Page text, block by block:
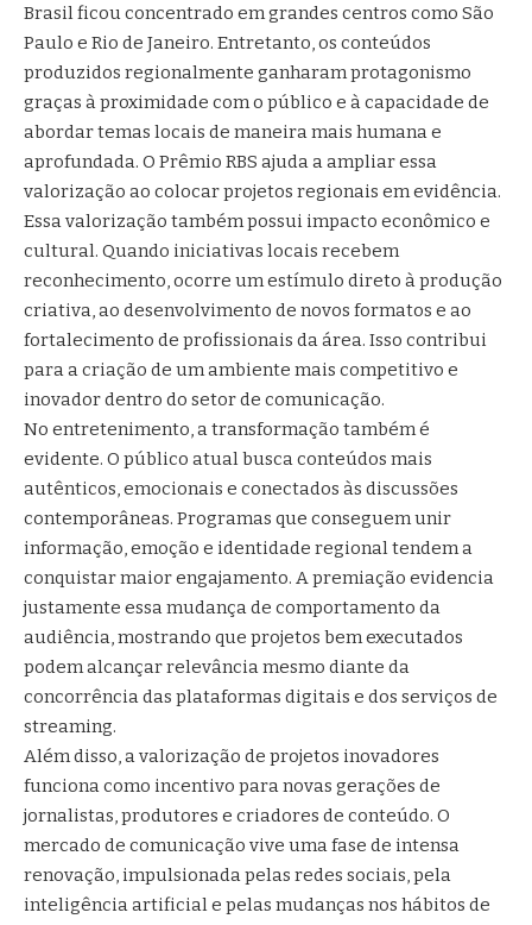
Brasil ficou concentrado em grandes centros como São
Paulo e Rio de Janeiro. Entretanto, os conteúdos
produzidos regionalmente ganharam protagonismo
graças à proximidade com o público e à capacidade de
abordar temas locais de maneira mais humana e
aprofundada. O Prêmio RBS ajuda a ampliar essa
valorização ao colocar projetos regionais em evidência.
Essa valorização também possui impacto econômico e
cultural. Quando iniciativas locais recebem
reconhecimento, ocorre um estímulo direto à produção
criativa, ao desenvolvimento de novos formatos e ao
fortalecimento de profissionais da área. Isso contribui
para a criação de um ambiente mais competitivo e
inovador dentro do setor de comunicação.
No entretenimento, a transformação também é
evidente. O público atual busca conteúdos mais
autênticos, emocionais e conectados às discussões
contemporâneas. Programas que conseguem unir
informação, emoção e identidade regional tendem a
conquistar maior engajamento. A premiação evidencia
justamente essa mudança de comportamento da
audiência, mostrando que projetos bem executados
podem alcançar relevância mesmo diante da
concorrência das plataformas digitais e dos serviços de
streaming.
Além disso, a valorização de projetos inovadores
funciona como incentivo para novas gerações de
jornalistas, produtores e criadores de conteúdo. O
mercado de comunicação vive uma fase de intensa
renovação, impulsionada pelas redes sociais, pela
inteligência artificial e pelas mudanças nos hábitos de